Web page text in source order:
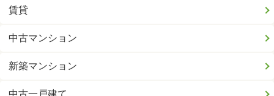
賃貸
中古マンション
新築マンション
中古一戸建て